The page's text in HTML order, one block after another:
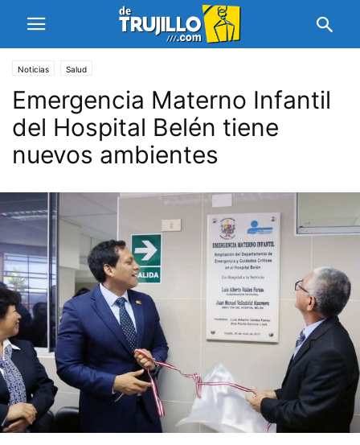
Noticias Salud
Emergencia Materno Infantil
del Hospital Belén tiene
nuevos ambientes